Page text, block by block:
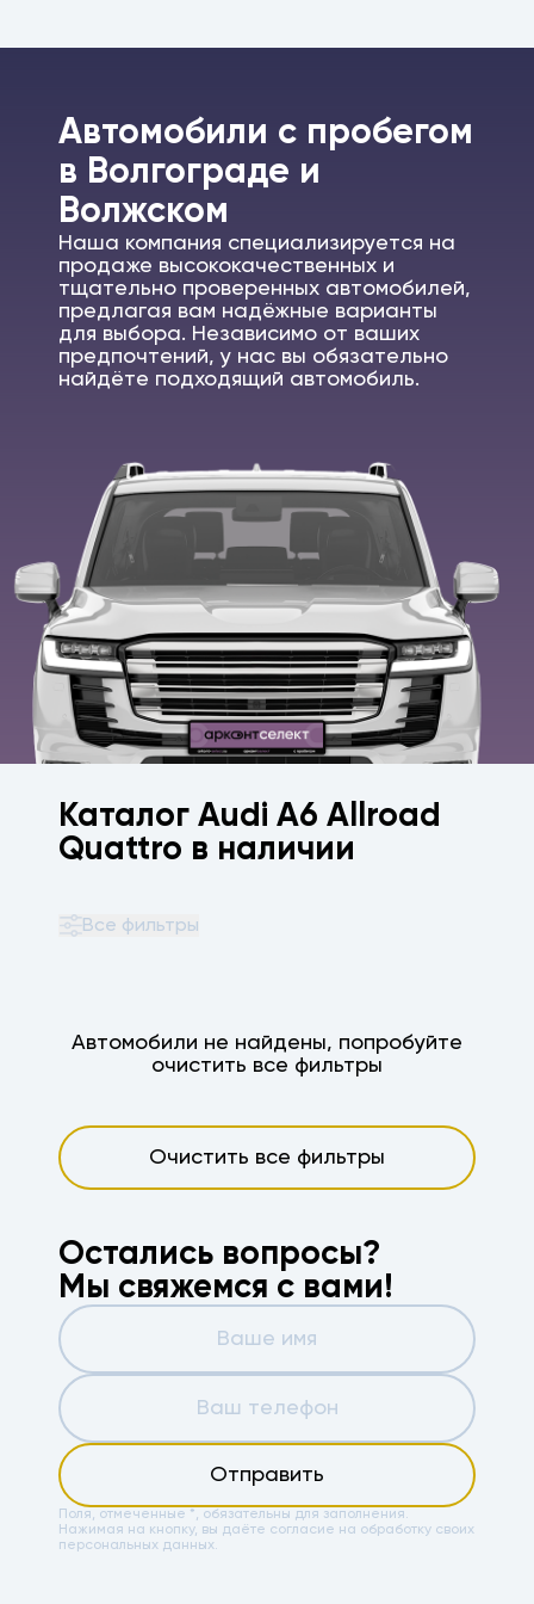
Автомобили c пробегом
в Волгограде и
Волжском
Наша компания специализируется на
продаже высококачественных и
тщательно проверенных автомобилей,
предлагая вам надёжные варианты
для выбора. Независимо от ваших
предпочтений, у нас вы обязательно
найдёте подходящий автомобиль.
Каталог Audi A6 Allroad
Quattro в наличии
Автомобили не найдены, попробуйте
очистить все фильтры
Очистить все фильтры
Все фильтры
Остались вопросы?
Мы свяжемся с вами!
Отправить
Поля, отмеченные *, обязательны для заполнения.
Нажимая на кнопку, вы даёте согласие на обработку своих
персональных данных.